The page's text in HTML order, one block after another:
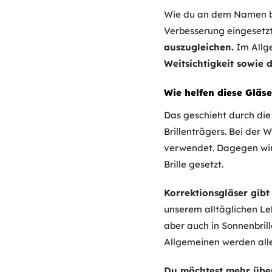
Wie du an dem Namen
Verbesserung
auszugleichen. Im
Weitsichtigkeit sowie
Wie helfen diese
Das geschieht durch
Brillenträgers. Bei der
verwendet. Dagegen
Brille gesetzt.
Korrektionsgläser
unserem alltäglichen
aber auch in
Allgemeinen werden